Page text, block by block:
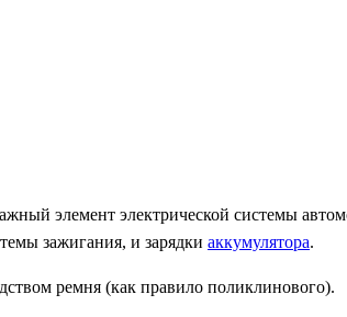
элемент электрической системы
зажигания, и зарядки аккумулятора.
ремня (как правило поликлинового).